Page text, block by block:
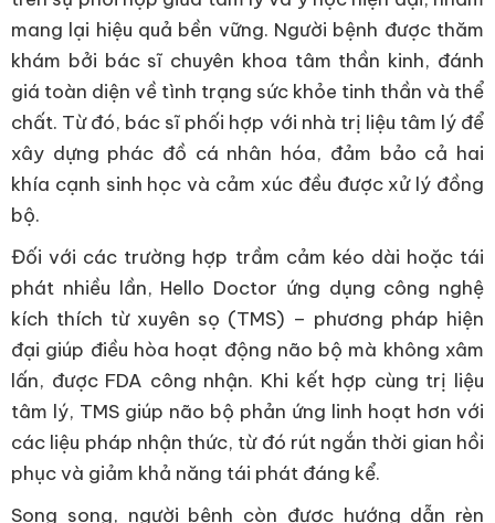
mang lại hiệu quả bền vững. Người bệnh được thăm
khám bởi bác sĩ chuyên khoa tâm thần kinh, đánh
giá toàn diện về tình trạng sức khỏe tinh thần và thể
chất. Từ đó, bác sĩ phối hợp với nhà trị liệu tâm lý để
xây dựng phác đồ cá nhân hóa, đảm bảo cả hai
khía cạnh sinh học và cảm xúc đều được xử lý đồng
bộ.
Đối với các trường hợp trầm cảm kéo dài hoặc tái
phát nhiều lần, Hello Doctor ứng dụng công nghệ
kích thích từ xuyên sọ (TMS) – phương pháp hiện
đại giúp điều hòa hoạt động não bộ mà không xâm
lấn, được FDA công nhận. Khi kết hợp cùng trị liệu
tâm lý, TMS giúp não bộ phản ứng linh hoạt hơn với
các liệu pháp nhận thức, từ đó rút ngắn thời gian hồi
phục và giảm khả năng tái phát đáng kể.
Song song, người bệnh còn được hướng dẫn rèn